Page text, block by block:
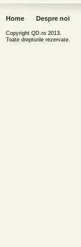
Home Despre noi
Copyright QD.ro 2013.
Toate drepturile rezervate.